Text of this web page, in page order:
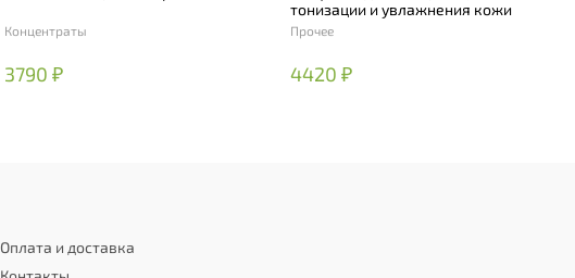
Концентраты
3790 ₽
тонизации и увлажнения кожи
Прочее
4420 ₽
Оплата и доставка